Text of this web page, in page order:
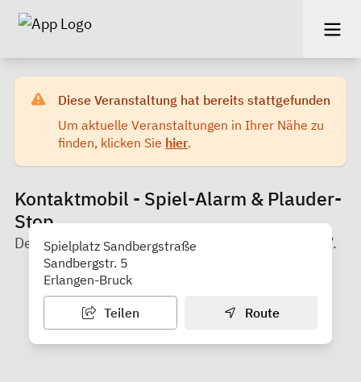
Diese Veranstaltung hat bereits stattgefunden
Um aktuelle Veranstaltungen in Ihrer Nähe zu
finden, klicken Sie hier.
Kontaktmobil - Spiel-Alarm & Plauder-
Stop
Der Kinderschutzbund Kreisverband Erlangen e.V.
Spielplatz Sandbergstraße
Sandbergstr. 5
Erlangen-Bruck
Teilen Route